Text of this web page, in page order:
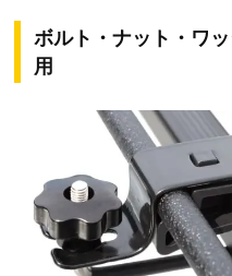
ボルト・ナット・ワ
用